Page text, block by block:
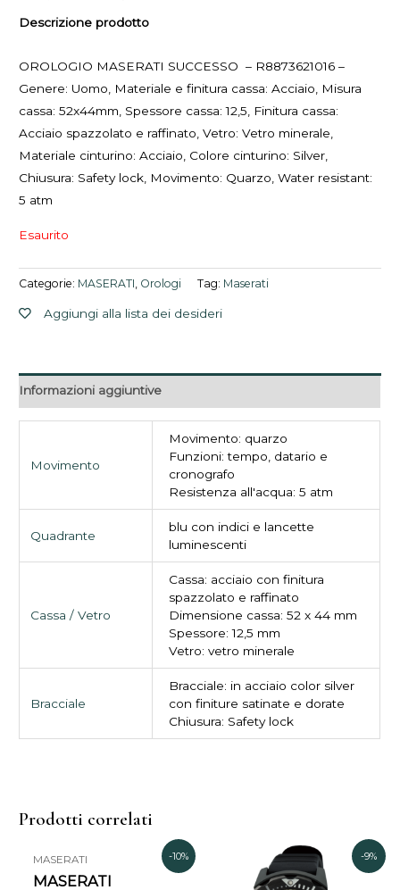
Descrizione prodotto
OROLOGIO MASERATI SUCCESSO – R8873621016 –
Genere: Uomo, Materiale e finitura cassa: Acciaio, Misura
cassa: 52x44mm, Spessore cassa: 12,5, Finitura cassa:
Acciaio spazzolato e raffinato, Vetro: Vetro minerale,
Materiale cinturino: Acciaio, Colore cinturino: Silver,
Chiusura: Safety lock, Movimento: Quarzo, Water resistant:
5 atm
Esaurito
Categorie: MASERATI Orologi Tag: Maserati
Aggiungi alla lista dei desideri
Informazioni aggiuntive
Movimento
Movimento: quarzo
Funzioni: tempo, datario e
cronografo
Resistenza all'acqua: 5 atm
Quadrante
blu con indici e lancette
luminescenti
Cassa / Vetro
Cassa: acciaio con finitura
spazzolato e raffinato
Dimensione cassa: 52 x 44 mm
Spessore: 12,5 mm
Vetro: vetro minerale
Bracciale
Bracciale: in acciaio color silver
con finiture satinate e dorate
Chiusura: Safety lock
Prodotti correlati
-10%
MASERATI
MASERATI
prezzo
prezzo
-9%
Il
prezzo
Il